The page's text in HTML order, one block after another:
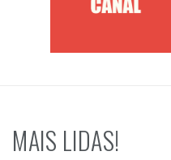
MAIS LIDAS!